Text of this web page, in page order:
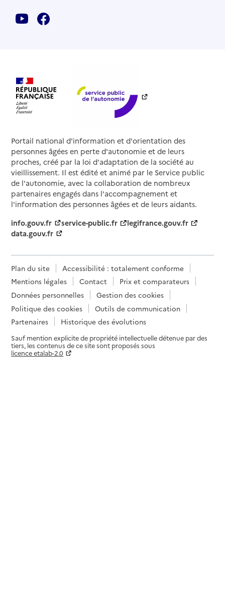
Portail national d'information et d'orientation des
personnes âgées en perte d'autonomie et de leurs
proches, créé par la loi d'adaptation de la société au
vieillissement. Il est édité et animé par le Service public
de l'autonomie, avec la collaboration de nombreux
partenaires engagés dans l'accompagnement et
l'information des personnes âgées et de leurs aidants.
info.gouv.fr
service-public.fr
legifrance.gouv.fr
data.gouv.fr
Plan du site
Accessibilité : totalement conforme
Mentions légales
Contact
Prix et comparateurs
Données personnelles
Gestion des cookies
Politique des cookies
Outils de communication
Partenaires
Historique des évolutions
Sauf mention explicite de propriété intellectuelle détenue par des
tiers, les contenus de ce site sont proposés sous
licence etalab-2.0